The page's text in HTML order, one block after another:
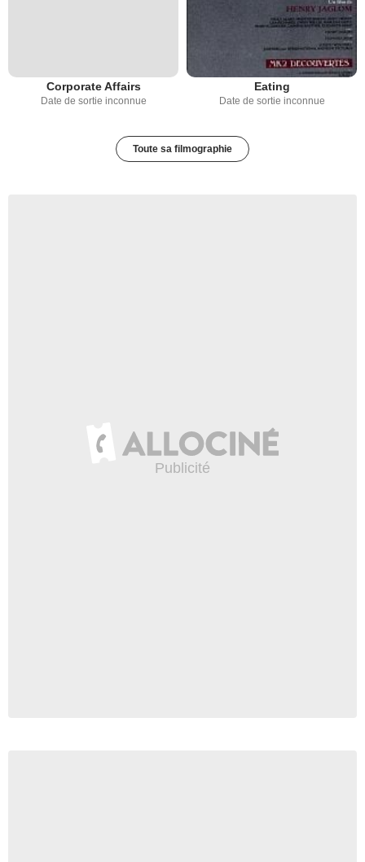
Corporate Affairs
Date de sortie inconnue
Eating
Date de sortie inconnue
Toute sa filmographie